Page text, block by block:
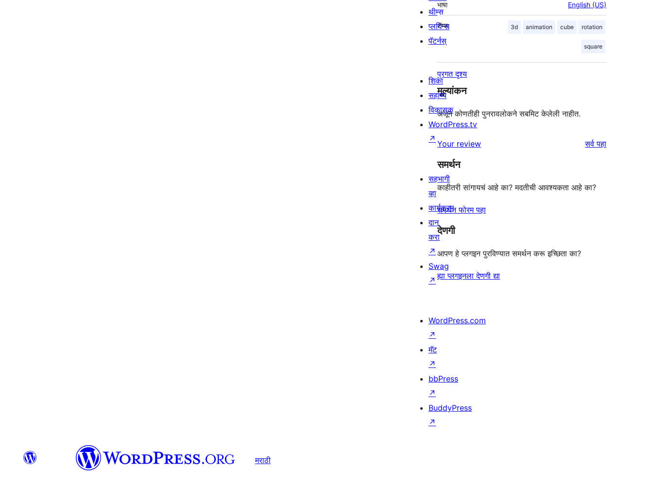
भाषा English (US)
टॅग्ज: 3d animation cube rotation
square
प्रगत दृश्य
मूल्यांकन
अजून कोणतीही पुनरावलोकने सबमिट केलेली नाहीत.
Your review सर्वपुनरावलोकने
पहा
समर्थन
काहीतरी सांगायचं आहे का? मदतीची आवश्यकता आहे का?
समर्थन फोरम पहा
देणगी
आपण हे प्लगइन पुरविण्यात समर्थन करू इच्छिता का?
ह्या प्लगइनला देणगी द्या
थीम्स
प्लगिन्स
पॅटर्नस्
शिका
सहाय्य
विकासक
WordPress.tv
↗
सहभागी
व्हा
कार्यक्रम
दान
करा
↗
Swag
↗
WordPress.com
↗
मॅट
↗
bbPress
↗
BuddyPress
↗
मराठी